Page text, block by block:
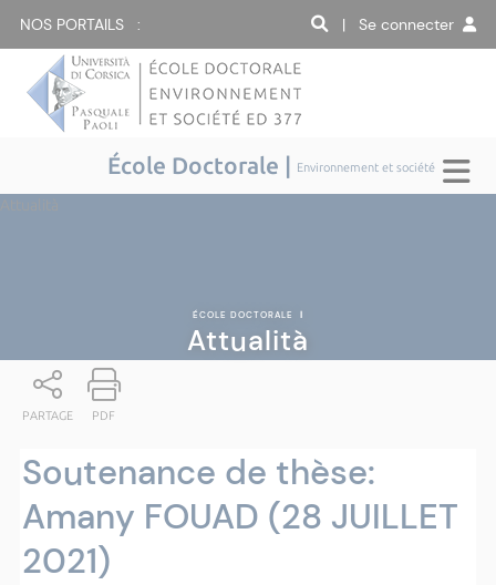
NOS PORTAILS : | Se connecter
École Doctorale | Environnement et société
ÉCOLE DOCTORALE |
Attualità
PARTAGE PDF
Soutenance de thèse:
Amany FOUAD (28 JUILLET
2021)